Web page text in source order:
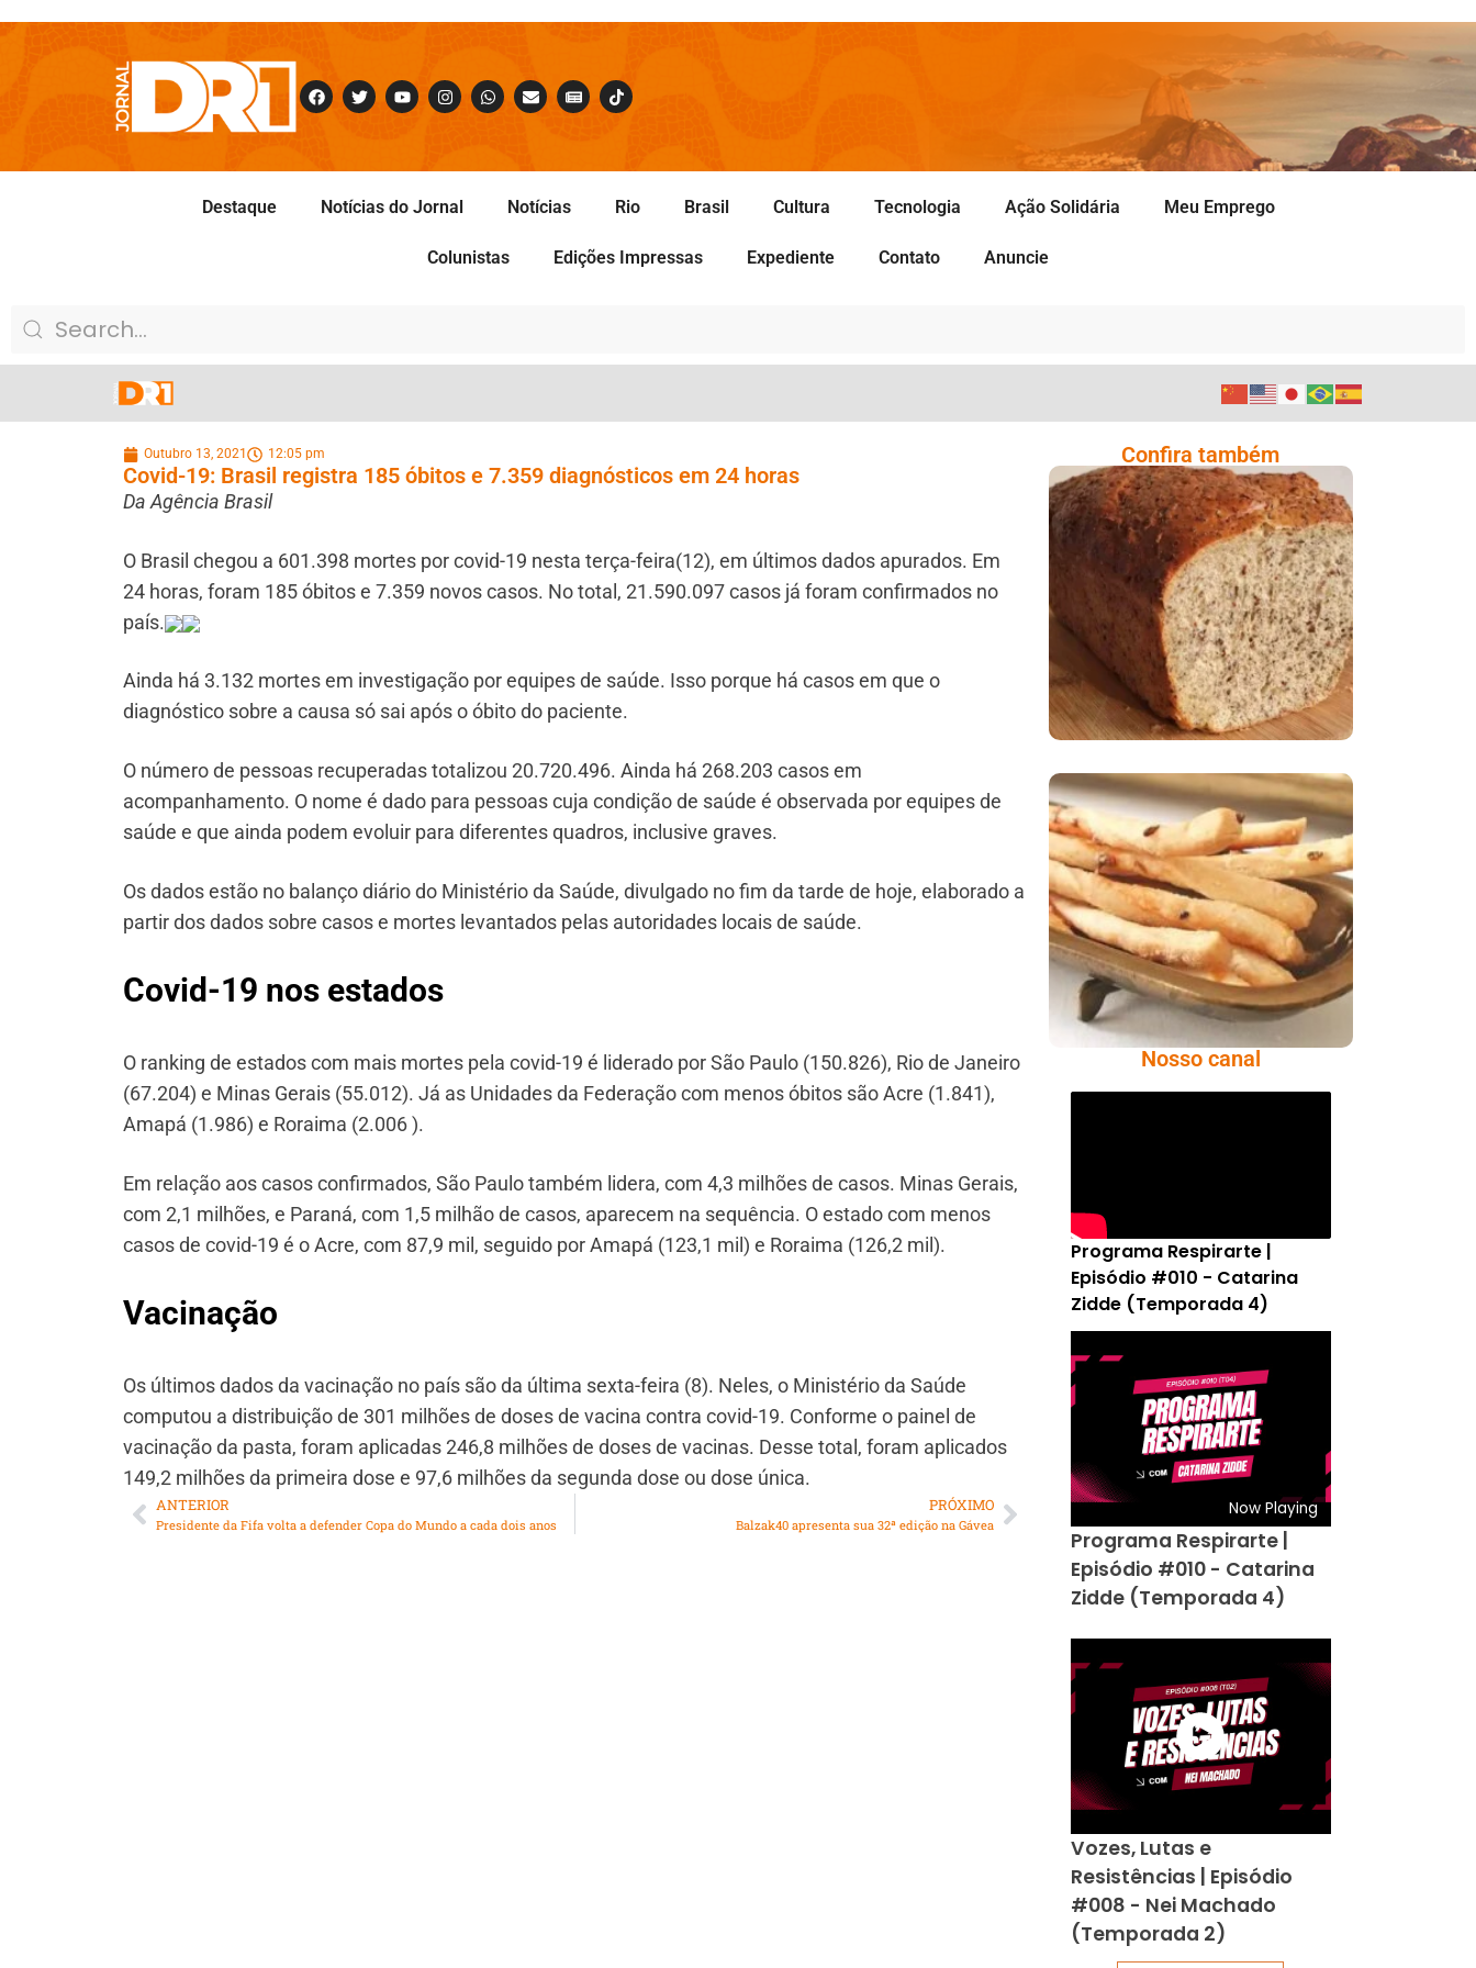
Destaque Notícias do Jornal Notícias Rio Brasil Cultura Tecnologia Ação Solidária Meu Emprego
Colunistas Edições Impressas Expediente Contato Anuncie
Outubro 13, 2021 12:05 pm
Covid-19: Brasil registra 185 óbitos e 7.359 diagnósticos em 24 horas
Da Agência Brasil
O Brasil chegou a 601.398 mortes por covid-19 nesta terça-feira(12), em últimos dados apurados. Em
24 horas, foram 185 óbitos e 7.359 novos casos. No total, 21.590.097 casos já foram confirmados no
país.
Ainda há 3.132 mortes em investigação por equipes de saúde. Isso porque há casos em que o
diagnóstico sobre a causa só sai após o óbito do paciente.
O número de pessoas recuperadas totalizou 20.720.496. Ainda há 268.203 casos em
acompanhamento. O nome é dado para pessoas cuja condição de saúde é observada por equipes de
saúde e que ainda podem evoluir para diferentes quadros, inclusive graves.
Os dados estão no balanço diário do Ministério da Saúde, divulgado no fim da tarde de hoje, elaborado a
partir dos dados sobre casos e mortes levantados pelas autoridades locais de saúde.
Covid-19 nos estados
O ranking de estados com mais mortes pela covid-19 é liderado por São Paulo (150.826), Rio de Janeiro
(67.204) e Minas Gerais (55.012). Já as Unidades da Federação com menos óbitos são Acre (1.841),
Amapá (1.986) e Roraima (2.006 ).
Em relação aos casos confirmados, São Paulo também lidera, com 4,3 milhões de casos. Minas Gerais,
com 2,1 milhões, e Paraná, com 1,5 milhão de casos, aparecem na sequência. O estado com menos
casos de covid-19 é o Acre, com 87,9 mil, seguido por Amapá (123,1 mil) e Roraima (126,2 mil).
Vacinação
Os últimos dados da vacinação no país são da última sexta-feira (8). Neles, o Ministério da Saúde
computou a distribuição de 301 milhões de doses de vacina contra covid-19. Conforme o painel de
vacinação da pasta, foram aplicadas 246,8 milhões de doses de vacinas. Desse total, foram aplicados
149,2 milhões da primeira dose e 97,6 milhões da segunda dose ou dose única.
ANTERIOR
Presidente da Fifa volta a defender Copa do Mundo a cada dois anos
PRÓXIMO
Balzak40 apresenta sua 32ª edição na Gávea
Confira também
Comer Bem: Pão Low
Carb
Comer Bem:
Palitinhos De Cebola
E Salsa
Nosso canal
Programa Respirarte |
Episódio #010 - Catarina
Zidde (Temporada 4)
Now Playing
Programa Respirarte |
Episódio #010 - Catarina
Zidde (Temporada 4)
Vozes, Lutas e
Resistências | Episódio
#008 - Nei Machado
(Temporada 2)